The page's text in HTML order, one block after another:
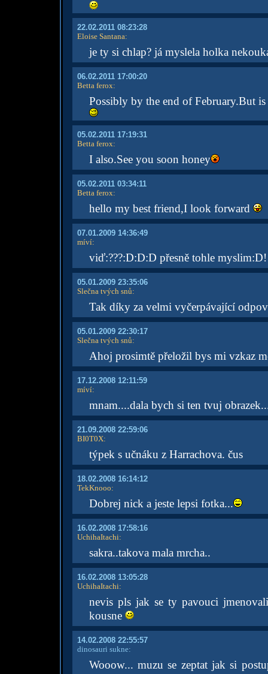
22.02.2011 08:23:28
Eloise Santana:
je ty si chlap? já myslela holka
06.02.2011 17:00:20
Betta ferox:
Possibly by the end of February.But
05.02.2011 17:19:31
Betta ferox:
I also.See you soon honey
05.02.2011 03:34:11
Betta ferox:
hello my best friend,I look forward
07.01.2009 14:36:49
míví:
viď:???:D:D:D přesně tohle
05.01.2009 23:35:06
Slečna tvých snů:
Tak díky za velmi vyčerpávající
05.01.2009 22:30:17
Slečna tvých snů:
Ahoj prosimtě přeložil bys mi vzkaz
17.12.2008 12:11:59
míví:
mnam....dala bych si ten tvuj
21.09.2008 22:59:06
BI0T0X:
týpek s učnáku z Harrachova. čus
18.02.2008 16:14:12
TekKnooo:
Dobrej nick a jeste lepsi fotka...
16.02.2008 17:58:16
UchihaItachi:
sakra..takova mala mrcha..
16.02.2008 13:05:28
UchihaItachi:
nevis pls jak se ty pavouci
kousne
14.02.2008 22:55:57
dinosauri sukne:
Wooow... muzu se zeptat jak si